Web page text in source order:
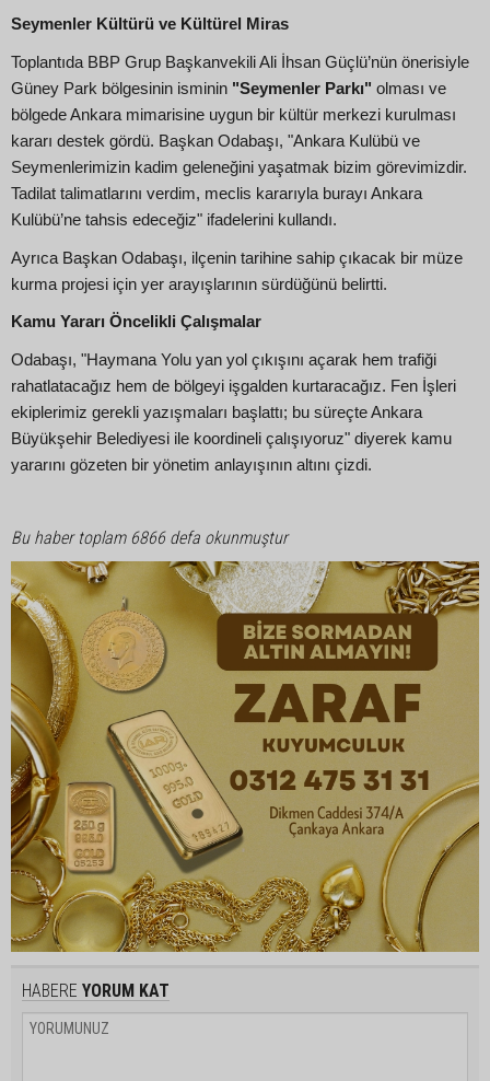
Seymenler Kültürü ve Kültürel Miras
Toplantıda BBP Grup Başkanvekili Ali İhsan Güçlü’nün önerisiyle
Güney Park bölgesinin isminin "Seymenler Parkı" olması ve
bölgede Ankara mimarisine uygun bir kültür merkezi kurulması
kararı destek gördü. Başkan Odabaşı, "Ankara Kulübü ve
Seymenlerimizin kadim geleneğini yaşatmak bizim görevimizdir.
Tadilat talimatlarını verdim, meclis kararıyla burayı Ankara
Kulübü’ne tahsis edeceğiz" ifadelerini kullandı.
Ayrıca Başkan Odabaşı, ilçenin tarihine sahip çıkacak bir müze
kurma projesi için yer arayışlarının sürdüğünü belirtti.
Kamu Yararı Öncelikli Çalışmalar
Odabaşı, "Haymana Yolu yan yol çıkışını açarak hem trafiği
rahatlatacağız hem de bölgeyi işgalden kurtaracağız. Fen İşleri
ekiplerimiz gerekli yazışmaları başlattı; bu süreçte Ankara
Büyükşehir Belediyesi ile koordineli çalışıyoruz" diyerek kamu
yararını gözeten bir yönetim anlayışının altını çizdi.
Bu haber toplam 6866 defa okunmuştur
HABERE YORUM KAT